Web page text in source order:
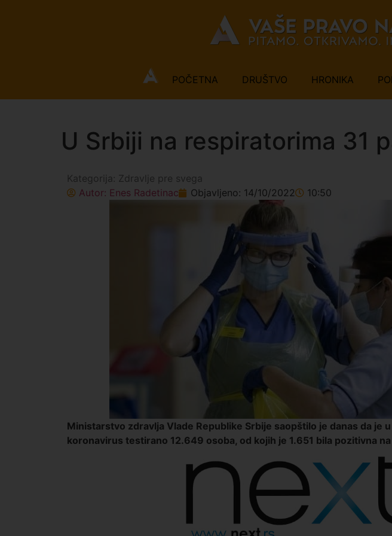
POČETNA DRUŠTVO HRONIKA
U Srbiji na respiratorima 31
Kategorija: Zdravlje pre svega
Autor: Enes Radetinac Objavljeno: 14/10/2022 10:50
Ministarstvo zdravlja Vlade Republike Srbije saopštilo je danas da je
koronavirus testirano 12.649 osoba, od kojih je 1.651 bila pozitivna